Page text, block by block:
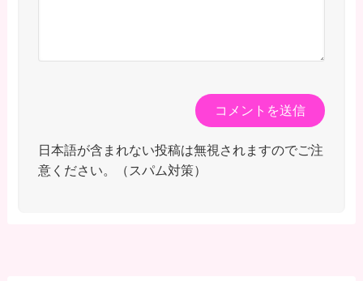
日本語が含まれない投稿は無視されますのでご注
意ください。（スパム対策）